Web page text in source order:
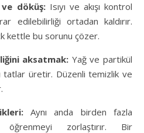
ve döküş:Isıyı ve akışı kontrol
edilebilirliği ortadan kaldırır.
kettle bu sorunu çözer.
aksatmak: Yağ ve partikül
tatlar üretir. Düzenli temizlik ve
Aynı anda birden fazla
öğrenmeyi zorlaştırır. Bir